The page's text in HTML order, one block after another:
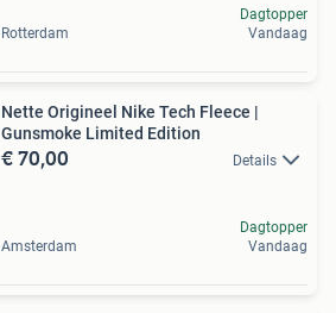
Rotterdam
Dagtopper
Vandaag
Nette Origineel Nike Tech Fleece |
Gunsmoke Limited Edition
€ 70,00 Details
Amsterdam
Dagtopper
Vandaag